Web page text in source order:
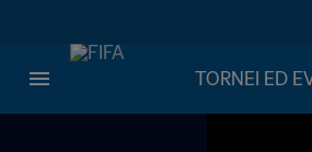
TORNEI ED